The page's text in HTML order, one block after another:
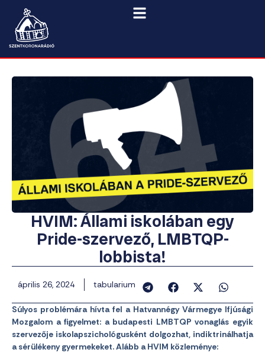
HVIM: Állami iskolában egy
Pride-szervező, LMBTQP-
lobbista!
április 26, 2024 tabularium
Súlyos problémára hívta fel a Hatvannégy Vármegye Ifjúsági
Mozgalom a figyelmet: a budapesti LMBTQP vonaglás egyik
szervezője iskolapszichológusként dolgozhat, indiktrinálhatja
a sérülékeny gyermekeket. Alább a HVIM közleménye: